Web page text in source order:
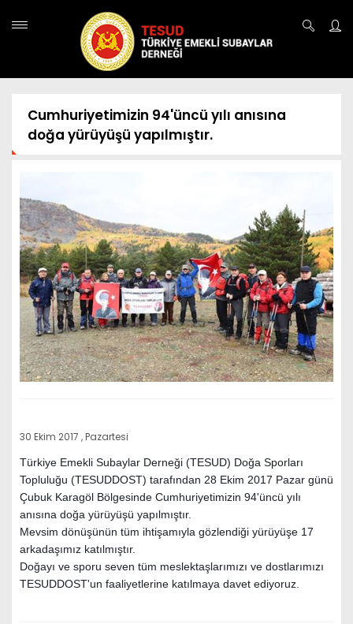
Cumhuriyetimizin 94'üncü yılı anısına
doğa yürüyüşü yapılmıştır.
30 Ekim 2017 , Pazartesi
Türkiye Emekli Subaylar Derneği (TESUD) Doğa Sporları
Topluluğu (TESUDDOST) tarafından 28 Ekim 2017 Pazar günü
Çubuk Karagöl Bölgesinde Cumhuriyetimizin 94'üncü yılı
anısına doğa yürüyüşü yapılmıştır.
Mevsim dönüşünün tüm ihtişamıyla gözlendiği yürüyüşe 17
arkadaşımız katılmıştır.
Doğayı ve sporu seven tüm meslektaşlarımızı ve dostlarımızı
TESUDDOST'un faaliyetlerine katılmaya davet ediyoruz.